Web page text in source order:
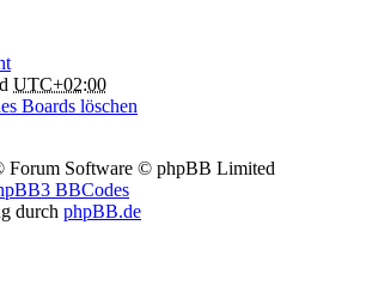
UTC+02:00
Boards löschen
Forum Software © phpBB Limited
BBCodes
durch phpBB.de